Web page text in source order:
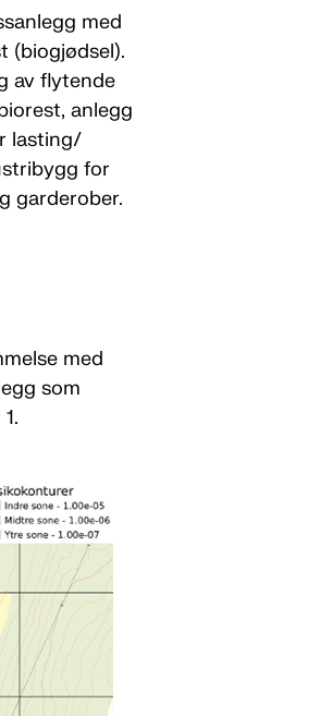
med
(biogjødsel).
av flytende
anlegg
lasting/
for
garderober.
med
som